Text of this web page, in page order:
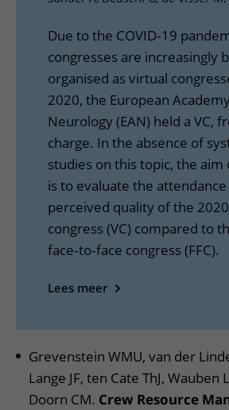
Due to the COVID‐19
congresses are increasingly
organised as virtual
2020, the European
Neurology (EAN) held a VC,
charge. In the absence of
studies on this topic, the aim
is to evaluate the attendance
perceived quality of the
congress (VC) compared to
face‐to‐face congress (FFC).
Lees meer
Grevenstein WMU, van der
Lange JF, ten Cate ThJ, Wauben
Doorn CM. Crew Resource